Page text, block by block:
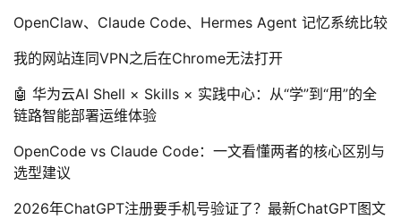
OpenClaw、Claude Code、Hermes Agent 记忆系统比较
我的网站连同VPN之后在Chrome无法打开
🤖 华为云AI Shell × Skills × 实践中心：从“学”到“用”的全
链路智能部署运维体验
OpenCode vs Claude Code：一文看懂两者的核心区别与
选型建议
2026年ChatGPT注册要手机号验证了？最新ChatGPT图文